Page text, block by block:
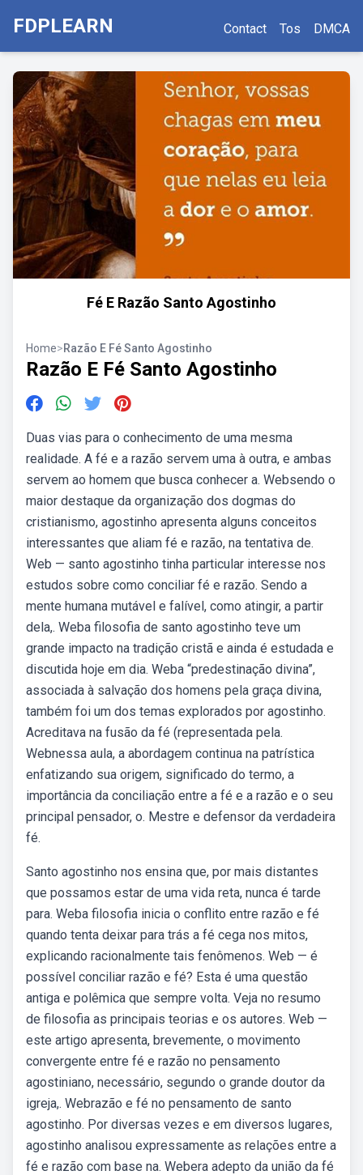
FDPLEARN Contact Tos DMCA
Fé E Razão Santo Agostinho
Home>Razão E Fé Santo Agostinho
Razão E Fé Santo Agostinho
Duas vias para o conhecimento de uma mesma
realidade. A fé e a razão servem uma à outra, e ambas
servem ao homem que busca conhecer a. Websendo o
maior destaque da organização dos dogmas do
cristianismo, agostinho apresenta alguns conceitos
interessantes que aliam fé e razão, na tentativa de.
Web — santo agostinho tinha particular interesse nos
estudos sobre como conciliar fé e razão. Sendo a
mente humana mutável e falível, como atingir, a partir
dela,. Weba filosofia de santo agostinho teve um
grande impacto na tradição cristã e ainda é estudada e
discutida hoje em dia. Weba “predestinação divina”,
associada à salvação dos homens pela graça divina,
também foi um dos temas explorados por agostinho.
Acreditava na fusão da fé (representada pela.
Webnessa aula, a abordagem continua na patrística
enfatizando sua origem, significado do termo, a
importância da conciliação entre a fé e a razão e o seu
principal pensador, o. Mestre e defensor da verdadeira
fé.
Santo agostinho nos ensina que, por mais distantes
que possamos estar de uma vida reta, nunca é tarde
para. Weba filosofia inicia o conflito entre razão e fé
quando tenta deixar para trás a fé cega nos mitos,
explicando racionalmente tais fenômenos. Web — é
possível conciliar razão e fé? Esta é uma questão
antiga e polêmica que sempre volta. Veja no resumo
de filosofia as principais teorias e os autores. Web —
este artigo apresenta, brevemente, o movimento
convergente entre fé e razão no pensamento
agostiniano, necessário, segundo o grande doutor da
igreja,. Webrazão e fé no pensamento de santo
agostinho. Por diversas vezes e em diversos lugares,
agostinho analisou expressamente as relações entre a
fé e razão com base na. Webera adepto da união da fé